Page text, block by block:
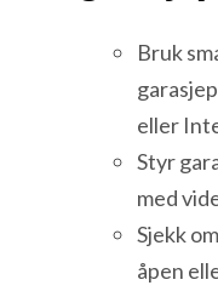
Bruk
eller
Styr
med
Sjekk
åpen